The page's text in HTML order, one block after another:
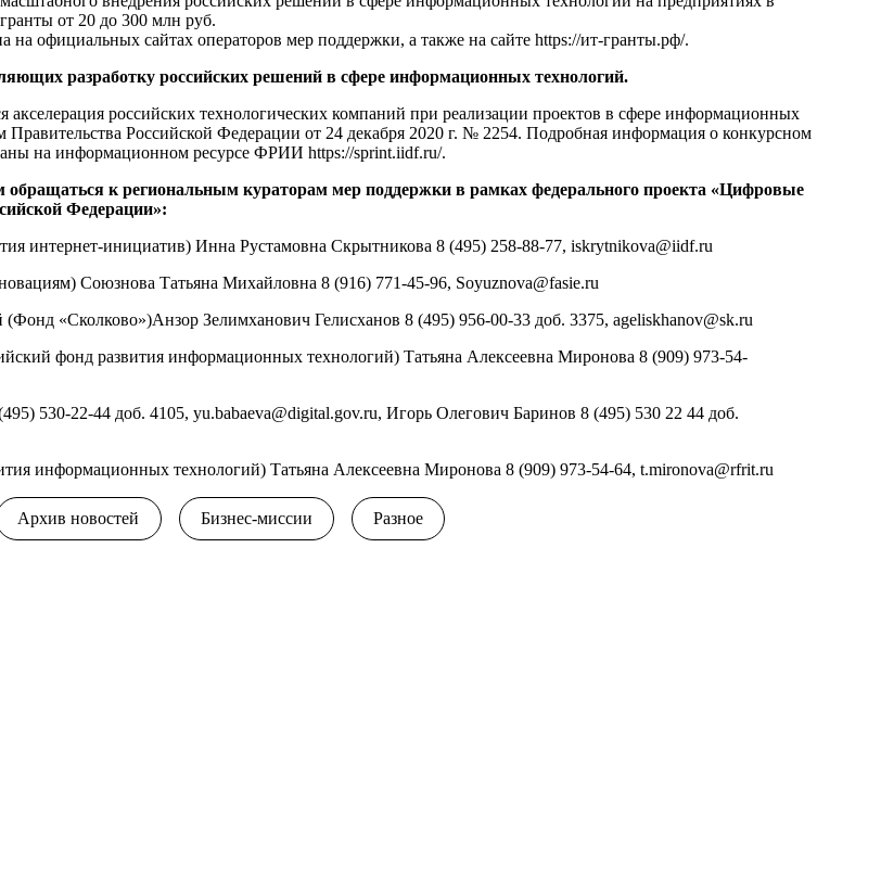
от 20 до 300 млн руб.
официальных сайтах операторов мер поддержки, а также на сайтеhttps://ит-гранты.рф/.
разработку российских решений в сфере информационных технологий.
российских технологических компаний при реализации проектов в сфере информационных
Правительства Российской Федерации от 24 декабря 2020 г. № 2254. Подробная информация о конкурсном
на информационном ресурсе ФРИИhttps://sprint.iidf.ru/.
к региональным кураторам мер поддержки в рамках федерального проекта «Цифровые
Федерации»:
интернет-инициатив) Инна Рустамовна Скрытникова 8 (495) 258-88-77, iskrytnikova@iidf.ru
Союзнова Татьяна Михайловна 8 (916) 771-45-96, Soyuznova@fasie.ru
«Сколково»)Анзор Зелимханович Гелисханов 8 (495) 956-00-33 доб. 3375, ageliskhanov@sk.ru
фонд развития информационных технологий) Татьяна Алексеевна Миронова 8 (909) 973-54-
530-22-44 доб. 4105, yu.babaeva@digital.gov.ru, Игорь Олегович Баринов 8 (495) 530 22 44 доб.
информационных технологий) Татьяна Алексеевна Миронова 8 (909) 973-54-64, t.mironova@rfrit.ru
Архив новостей Бизнес-миссии Разное